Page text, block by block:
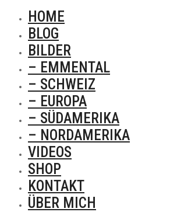
HOME
BLOG
BILDER
– EMMENTAL
– SCHWEIZ
– EUROPA
– SÜDAMERIKA
– NORDAMERIKA
VIDEOS
SHOP
KONTAKT
ÜBER MICH